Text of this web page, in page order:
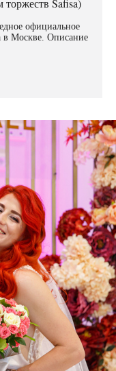
торжеств Safisa)
официальное
в Москве. Описание